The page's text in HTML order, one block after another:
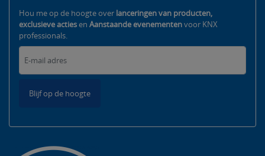
Hou me op de hoogte over lanceringen van producten,
exclusieve actiesen Aanstaande evenementenvoor KNX
professionals.
Blijf op de hoogte